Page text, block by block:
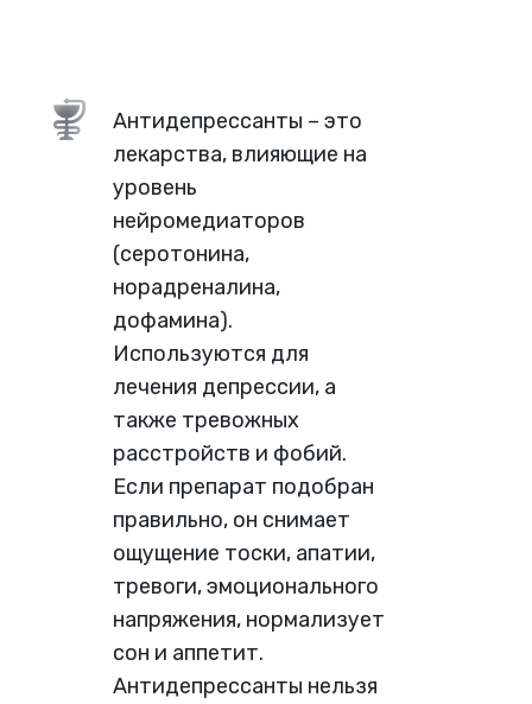
Антидепрессанты – это
лекарства, влияющие на
уровень
нейромедиаторов
(серотонина,
норадреналина,
дофамина).
Используются для
лечения депрессии, а
также тревожных
расстройств и фобий.
Если препарат подобран
правильно, он снимает
ощущение тоски, апатии,
тревоги, эмоционального
напряжения, нормализует
сон и аппетит.
Антидепрессанты нельзя